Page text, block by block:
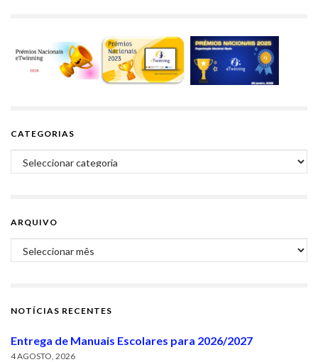
CATEGORIAS
Categorias
ARQUIVO
Arquivo
NOTÍCIAS RECENTES
Entrega de Manuais Escolares para 2026/2027
4 AGOSTO, 2026